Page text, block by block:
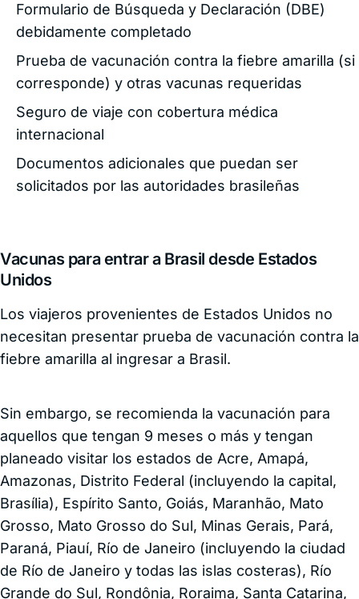
Formulario de Búsqueda y Declaración (DBE)
debidamente completado
Prueba de vacunación contra la fiebre amarilla (si
corresponde) y otras vacunas requeridas
Seguro de viaje con cobertura médica
internacional
Documentos adicionales que puedan ser
solicitados por las autoridades brasileñas
Vacunas para entrar a Brasil desde Estados
Unidos
Los viajeros provenientes de Estados Unidos no
necesitan presentar prueba de vacunación contra la
fiebre amarilla al ingresar a Brasil.
Sin embargo, se recomienda la vacunación para
aquellos que tengan 9 meses o más y tengan
planeado visitar los estados de Acre, Amapá,
Amazonas, Distrito Federal (incluyendo la capital,
Brasília), Espírito Santo, Goiás, Maranhão, Mato
Grosso, Mato Grosso do Sul, Minas Gerais, Pará,
Paraná, Piauí, Río de Janeiro (incluyendo la ciudad
de Río de Janeiro y todas las islas costeras), Río
Grande do Sul, Rondônia, Roraima, Santa Catarina,